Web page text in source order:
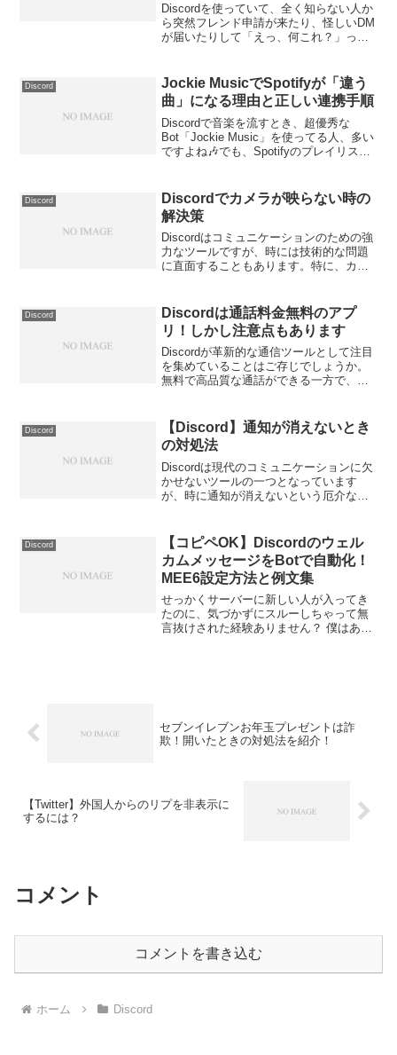
Discordを使っていて、全く知らない人か
ら突然フレンド申請が来たり、怪しいDM
が届いたりして「えっ、何これ？」って
とか「ウイルスかな？」って不安になる
気持ち、マジ...
Discord
Jockie MusicでSpotifyが「違う
曲」になる理由と正しい連携手順
Discordで音楽を流すとき、超優秀な
Bot「Jockie Music」を使ってる人、多い
ですよね🎶でも、Spotifyのプレイリスト
だけど！？」とか「曲順バラ...
Discord
Discordでカメラが映らない時の
解決策
Discordはコミュニケーションのための強
力なツールですが、時には技術的な問題
に直面することもあります。特に、カメ
単にできるDiscordのカメラ問題の解決策
を分かり...
Discord
Discordは通話料金無料のアプ
リ！しかし注意点もあります
Discordが革新的な通信ツールとして注目
を集めていることはご存じでしょうか。
無料で高品質な通話ができる一方で、安
は、Discordの基本機能から注意すべきポ
イントま...
Discord
【Discord】通知が消えないとき
の対処法
Discordは現代のコミュニケーションに欠
かせないツールの一つとなっています
が、時に通知が消えないという厄介な問
く説明します。通知問題に直面している
方はもちろん、Di...
Discord
【コピペOK】Discordのウェル
カムメッセージをBotで自動化！
MEE6設定方法と例文集
せっかくサーバーに新しい人が入ってき
たのに、気づかずにスルーしちゃって無
言抜けされた経験ありません？ 僕はあり
セブンイレブンお年玉プレゼントは詐
欺！開いたときの対処法を紹介！
【Twitter】外国人からのリプを非表示に
するには？
コメント
コメントを書き込む
ホーム Discord